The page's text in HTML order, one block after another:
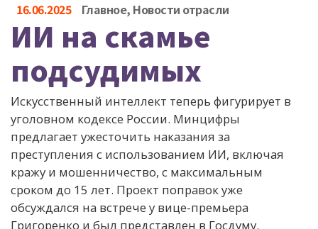
16.06.2025 Главное, Новости отрасли
ИИ на скамье
подсудимых
Искусственный интеллект теперь фигурирует в
уголовном кодексе России. Минцифры
предлагает ужесточить наказания за
преступления с использованием ИИ, включая
кражу и мошенничество, с максимальным
сроком до 15 лет. Проект поправок уже
обсуждался на встрече у вице-премьера
Григоренко и был представлен в Госдуму.